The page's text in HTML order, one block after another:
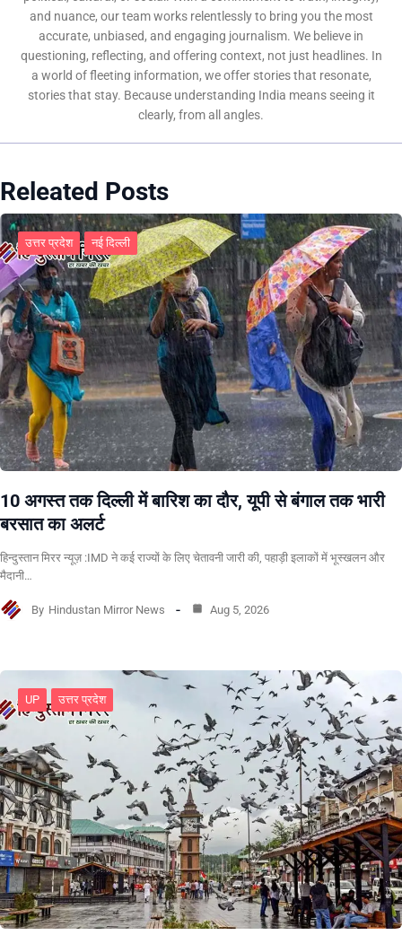
and nuance, our team works relentlessly to bring you the most
accurate, unbiased, and engaging journalism. We believe in
questioning, reflecting, and offering context, not just headlines. In
a world of fleeting information, we offer stories that resonate,
stories that stay. Because understanding India means seeing it
clearly, from all angles.
Releated Posts
उत्तर प्रदेश नई दिल्ली
10 अगस्त तक दिल्ली में बारिश का दौर, यूपी से बंगाल तक भारी
बरसात का अलर्ट
हिन्दुस्तान मिरर न्यूज़ :IMD ने कई राज्यों के लिए चेतावनी जारी की, पहाड़ी इलाकों में भूस्खलन और
मैदानी…
By Hindustan Mirror News Aug 5, 2026
UP उत्तर प्रदेश